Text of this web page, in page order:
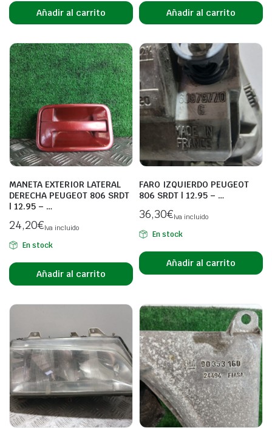
Añadir al carrito Añadir al carrito
MANETA EXTERIOR LATERAL
DERECHA PEUGEOT 806 SRDT
| 12.95 – …
24,20€Iva incluido
En stock
Añadir al carrito
FARO IZQUIERDO PEUGEOT
806 SRDT | 12.95 – …
36,30€Iva incluido
En stock
Añadir al carrito